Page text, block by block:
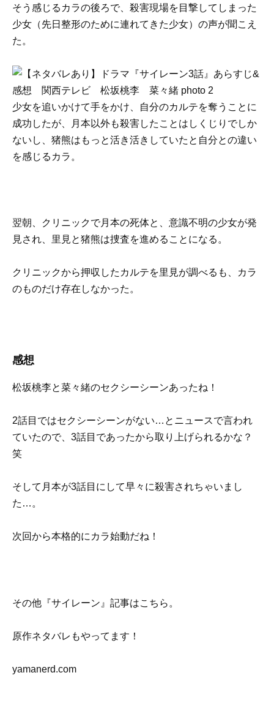
そう感じるカラの後ろで、殺害現場を目撃してしまった
少女（先日整形のために連れてきた少女）の声が聞こえ
た。
少女を追いかけて手をかけ、自分のカルテを奪うことに
成功したが、月本以外も殺害したことはしくじりでしか
ないし、猪熊はもっと活き活きしていたと自分との違い
を感じるカラ。
翌朝、クリニックで月本の死体と、意識不明の少女が発
見され、里見と猪熊は捜査を進めることになる。
クリニックから押収したカルテを里見が調べるも、カラ
のものだけ存在しなかった。
感想
松坂桃李と菜々緒のセクシーシーンあったね！
2話目ではセクシーシーンがない…とニュースで言われ
ていたので、3話目であったから取り上げられるかな？
笑
そして月本が3話目にして早々に殺害されちゃいまし
た…。
次回から本格的にカラ始動だね！
その他『サイレーン』記事はこちら。
原作ネタバレもやってます！
yamanerd.com